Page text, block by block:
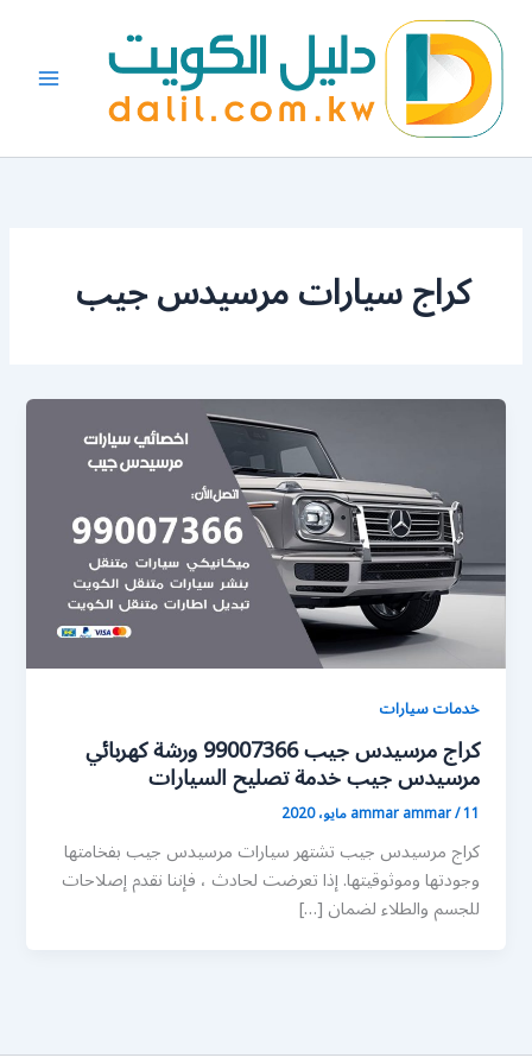
المحتوى
كراج سيارات مرسيدس جيب
خدمات سيارات
كراج مرسيدس جيب 99007366 ورشة كهربائي
مرسيدس جيب خدمة تصليح السيارات
ammar ammar/11 مايو، 2020
كراج مرسيدس جيب تشتهر سيارات مرسيدس جيب بفخامتها
وجودتها وموثوقيتها. إذا تعرضت لحادث ، فإننا نقدم إصلاحات
للجسم والطلاء لضمان […]